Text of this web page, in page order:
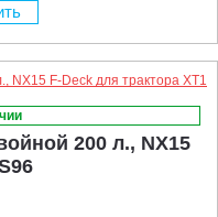
200 л., NX15